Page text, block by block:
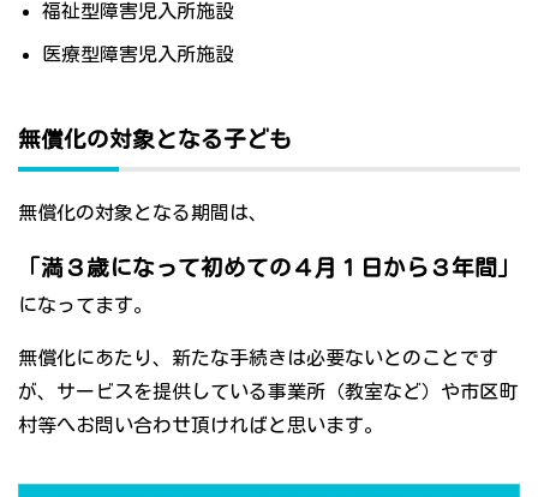
福祉型障害児入所施設
医療型障害児入所施設
無償化の対象となる子ども
無償化の対象となる期間は、
「満３歳になって初めての４月１日から３年間」
になってます。
無償化にあたり、新たな手続きは必要ないとのことです
が、サービスを提供している事業所（教室など）や市区町
村等へお問い合わせ頂ければと思います。